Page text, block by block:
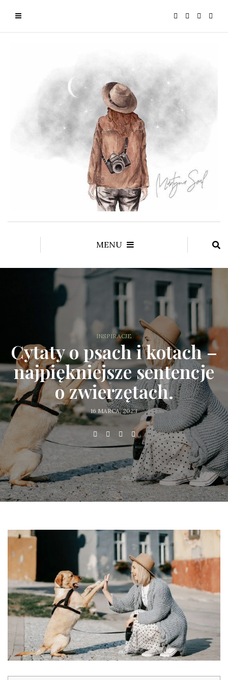
MENU
INSPIRACJE
Cytaty o psach i kotach –
najpiękniejsze sentencje
o zwierzętach.
16 MARCA, 2023